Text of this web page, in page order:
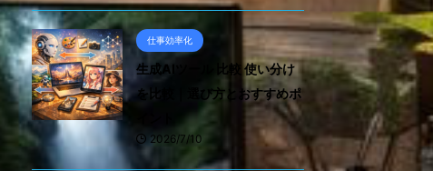
仕事効率化
生成AIツール 比較 使い分け
を比較｜選び方とおすすめポ
2026/7/10